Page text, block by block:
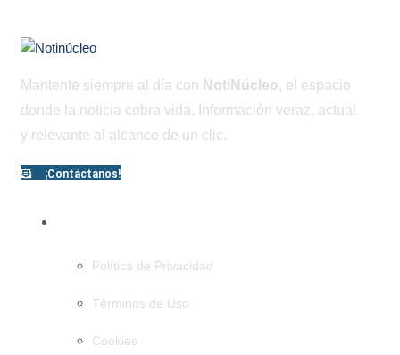
Mantente siempre al día con NotiNúcleo, el espacio
donde la noticia cobra vida. Información veraz, actual
y relevante al alcance de un clic.
¡Contáctanos!
Política de Privacidad
Términos de Uso
Cookies